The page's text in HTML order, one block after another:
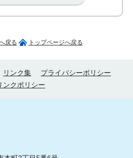
戻る トップページへ戻る
リンク集
プライバシーポリシー
ンクポリシー